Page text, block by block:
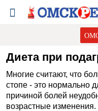
Диета при
Многие считают, что
стопе - это нормально
причиной болей
возрастные